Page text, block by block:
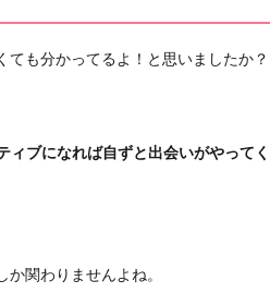
ても分かってるよ！と思いましたか？
ィブになれば自ずと出会いがやってく
関わりませんよね。